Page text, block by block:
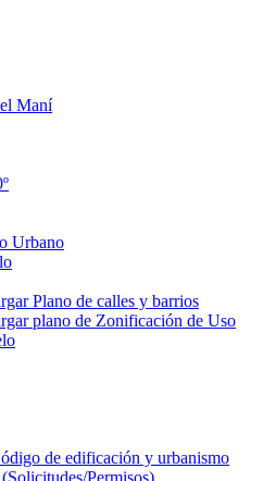
Maní
Urbano
Plano de calles y barrios
plano de Zonificación de Uso
de edificación y urbanismo
Permisos)